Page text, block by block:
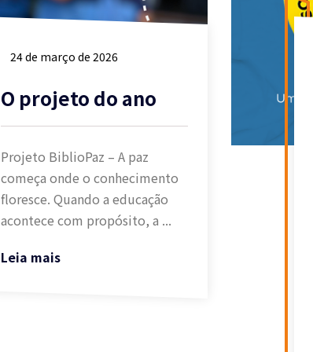
24 de março de 2026
O projeto do ano
Projeto BiblioPaz – A paz
começa onde o conhecimento
floresce. Quando a educação
acontece com propósito, a ...
Leia mais